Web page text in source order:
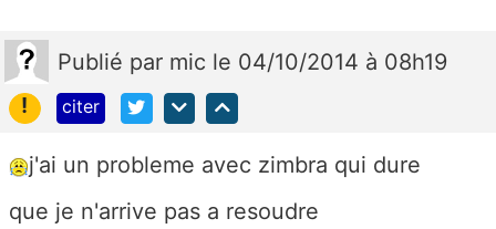
Publié par mic le 04/10/2014 à 08h19
!
citer
j'ai un probleme avec zimbra qui dure
que je n'arrive pas a resoudre